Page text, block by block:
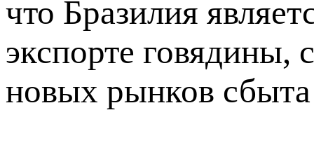
что Бразилия
экспорте говядины,
новых рынков